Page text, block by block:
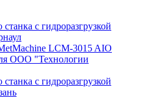
c гидроразгрузкой
LCM-3015 AIO
ООО "Технологии
c гидроразгрузкой